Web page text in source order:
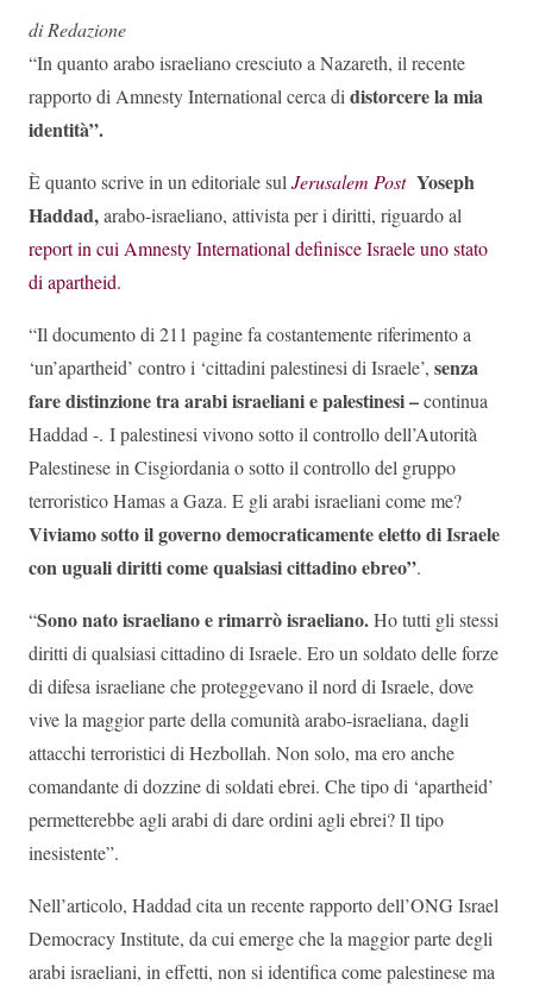
di Redazione
“In quanto arabo israeliano cresciuto a Nazareth, il recente
rapporto di Amnesty International cerca didistorcere la mia
identità”.
È quanto scrive in un editoriale sulJerusalem Post Yoseph
Haddad,arabo-israeliano, attivista per i diritti, riguardo al
report in cui Amnesty International definisce Israele uno stato
di apartheid.
“Il documento di 211 pagine fa costantemente riferimento a
‘un’apartheid’ contro i ‘cittadini palestinesi di Israele’, senza
fare distinzione tra arabi israeliani e palestinesi –continua
Haddad -. I palestinesi vivono sotto il controllo dell’Autorità
Palestinese in Cisgiordania o sotto il controllo del gruppo
terroristico Hamas a Gaza. E gli arabi israeliani come me?
Viviamo sotto il governo democraticamente eletto di Israele
con uguali diritti come qualsiasi cittadino ebreo”.
“Sono nato israeliano e rimarrò israeliano.Ho tutti gli stessi
diritti di qualsiasi cittadino di Israele. Ero un soldato delle forze
di difesa israeliane che proteggevano il nord di Israele, dove
vive la maggior parte della comunità arabo-israeliana, dagli
attacchi terroristici di Hezbollah. Non solo, ma ero anche
comandante di dozzine di soldati ebrei. Che tipo di ‘apartheid’
permetterebbe agli arabi di dare ordini agli ebrei? Il tipo
inesistente”.
Nell’articolo, Haddad cita un recente rapporto dell’ONG Israel
Democracy Institute, da cui emerge che la maggior parte degli
arabi israeliani, in effetti, non si identifica come palestinese ma